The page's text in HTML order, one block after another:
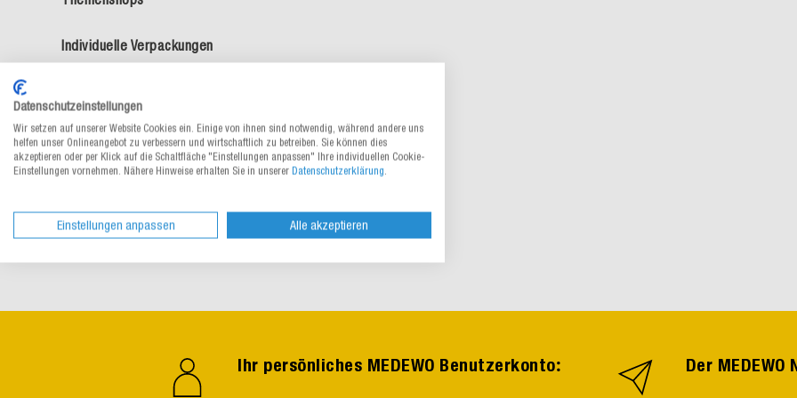
Individuelle Verpackungen
Ihr persönliches MEDEWO Benutzerkonto: Der
Datenschutzeinstellungen
Wir setzen auf unserer Website Cookies ein. Einige von ihnen sind notwendig, während andere uns
helfen unser Onlineangebot zu verbessern und wirtschaftlich zu betreiben. Sie können dies
akzeptieren oder per Klick auf die Schaltfläche "Einstellungen anpassen" Ihre individuellen Cookie-
Einstellungen vornehmen. Nähere Hinweise erhalten Sie in unserer Datenschutzerklärung.
Einstellungen anpassen Alle akzeptieren